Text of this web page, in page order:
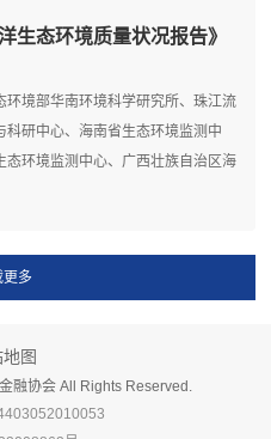
生态环境质量状况报告》
境部华南环境科学研究所、珠江流
研中心、海南省生态环境监测中
环境监测中心、广西壮族自治区海
地图
融协会 All Rights Reserved.